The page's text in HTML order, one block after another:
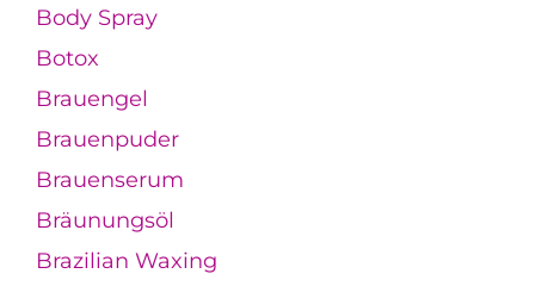
Body Spray
Botox
Brauengel
Brauenpuder
Brauenserum
Bräunungsöl
Brazilian Waxing